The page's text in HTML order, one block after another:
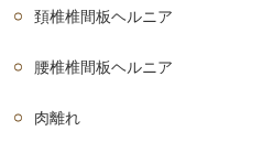
頚椎椎間板ヘルニア
腰椎椎間板ヘルニア
肉離れ